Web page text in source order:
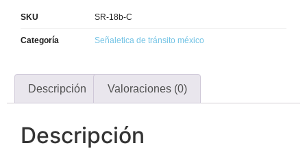
SKU SR-18b-C
Categoría Señaletica de tránsito méxico
Descripción Valoraciones (0)
Descripción